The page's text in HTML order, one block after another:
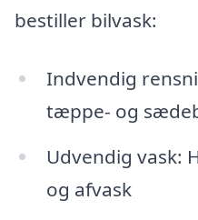
bestiller bilvask:
Indvendig
tæppe- og
Udvendig vask:
og afvask